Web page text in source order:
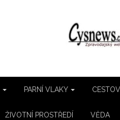
PARNÍ VLAKY
ŽIVOTNÍ PROSTŘEDÍ VĚDA